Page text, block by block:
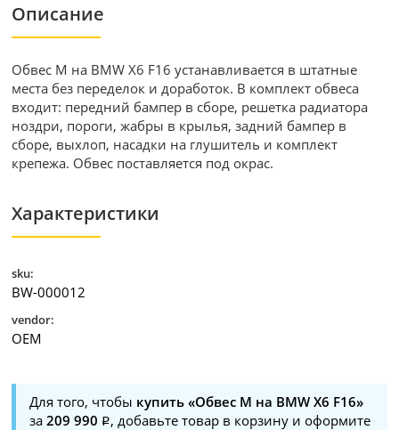
Описание
Обвес M на BMW X6 F16 устанавливается в штатные
места без переделок и доработок. В комплект обвеса
входит: передний бампер в сборе, решетка радиатора
ноздри, пороги, жабры в крылья, задний бампер в
сборе, выхлоп, насадки на глушитель и комплект
крепежа. Обвес поставляется под окрас.
Характеристики
sku:
BW-000012
vendor:
OEM
Для того, чтобы купить «Обвес M на BMW X6 F16»
за209 990
, добавьте товар в корзину и оформите